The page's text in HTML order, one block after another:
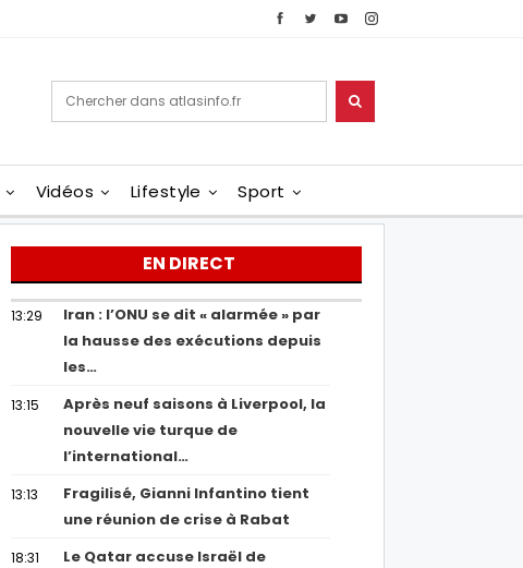
Vidéos Lifestyle Sport
EN DIRECT
13:29
Iran : l’ONU se dit « alarmée » par
la hausse des exécutions depuis
les…
13:15
Après neuf saisons à Liverpool, la
nouvelle vie turque de
l’international…
13:13
Fragilisé, Gianni Infantino tient
une réunion de crise à Rabat
18:31
Le Qatar accuse Israël de